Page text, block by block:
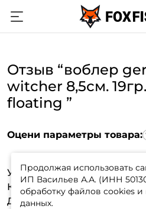
Отзыв “воблер
witcher 8,5см.
floating ”
Оцени параметры товара:
Уловистость:
Качество материалов :
Дальность полета
Продолжая использовать
ИП Васильев А.А. (ИНН
обработку файлов cookies и
данных.
Создать аккаунт